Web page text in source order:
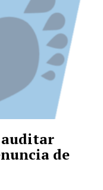
auditar
de